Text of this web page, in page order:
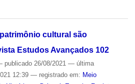
cultural são
Estudos Avançados 102
publicado26/08/2021 — última
12:39 — registrado em: Meio